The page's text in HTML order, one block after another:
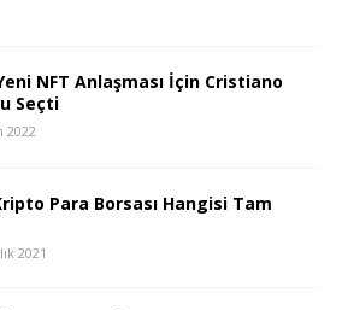
NFT Anlaşması İçin Cristiano
Seçti
2022
Para Borsası Hangisi Tam
2021